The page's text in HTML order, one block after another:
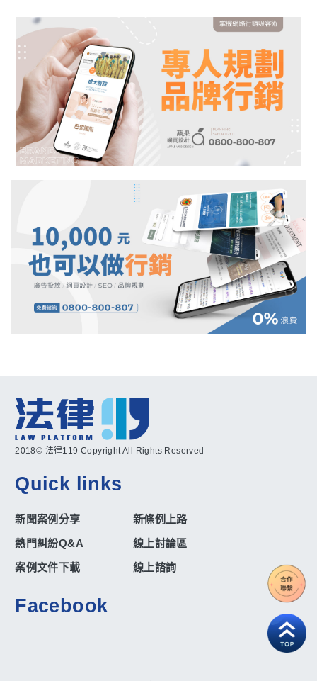
2018© 法律119 Copyright All Rights Reserved
Quick links
新聞案例分享
新條例上路
熱門糾紛Q&A
線上討論區
案例文件下載
線上諮詢
Facebook